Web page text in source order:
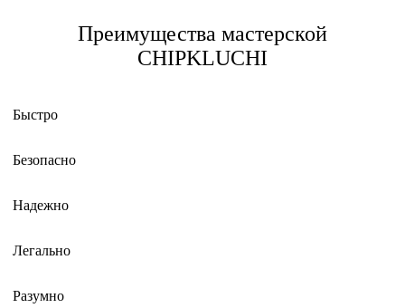
Преимущества мастерской
CHIPKLUCHI
Быстро
Безопасно
Надежно
Легально
Разумно